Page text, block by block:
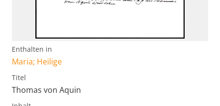
Enthalten in
Maria; Heilige
Titel
Thomas von Aquin